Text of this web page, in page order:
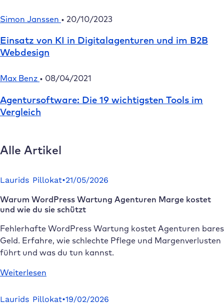
Simon Janssen • 20/10/2023
Einsatz von KI in Digitalagenturen und im B2B
Webdesign
Max Benz • 08/04/2021
Agentursoftware: Die 19 wichtigsten Tools im
Vergleich
Alle Artikel
Laurids Pillokat•21/05/2026
Warum WordPress Wartung Agenturen Marge kostet
und wie du sie schützt
Fehlerhafte WordPress Wartung kostet Agenturen bares
Geld. Erfahre, wie schlechte Pflege und Margenverlusten
führt und was du tun kannst.
Weiterlesen
WordPress
Laurids Pillokat•19/02/2026